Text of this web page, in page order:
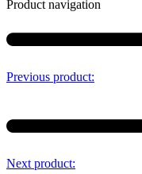
Product navigation
Previous product:
Next product: